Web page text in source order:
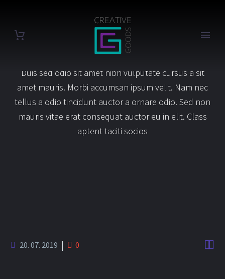
WEB PROJECT (DEMO)
Duis sed odio sit amet nibh vulputate cursus a sit
amet mauris. Morbi accumsan ipsum velit. Nam nec
tellus a odio tincidunt auctor a ornare odio. Sed non
mauris vitae erat consequat auctor eu in elit. Class
aptent taciti socios

20. 07. 2019 0